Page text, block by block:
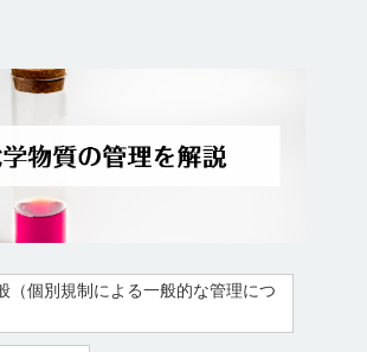
（個別規制による一般的な管理につ